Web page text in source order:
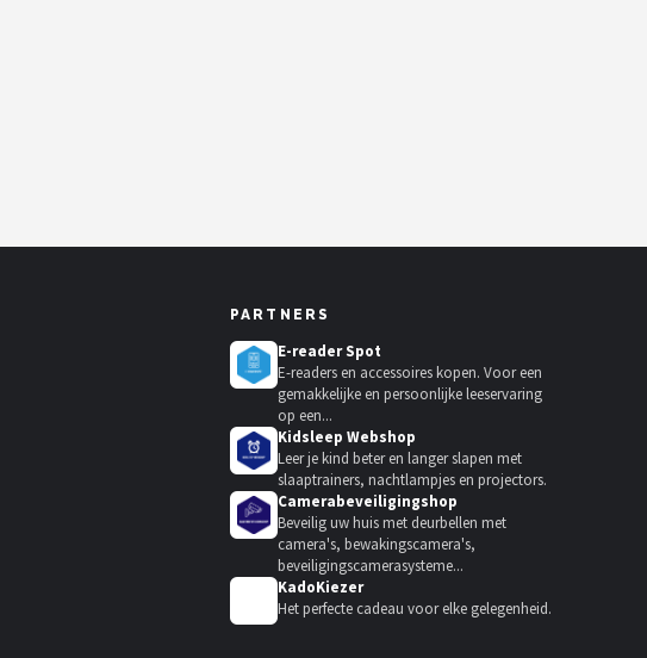
PARTNERS
E-reader Spot
E-readers en accessoires kopen. Voor een
gemakkelijke en persoonlijke leeservaring
op een...
Kidsleep Webshop
Leer je kind beter en langer slapen met
slaaptrainers, nachtlampjes en projectors.
Camerabeveiligingshop
Beveilig uw huis met deurbellen met
camera's, bewakingscamera's,
beveiligingscamerasysteme...
KadoKiezer
Het perfecte cadeau voor elke gelegenheid.